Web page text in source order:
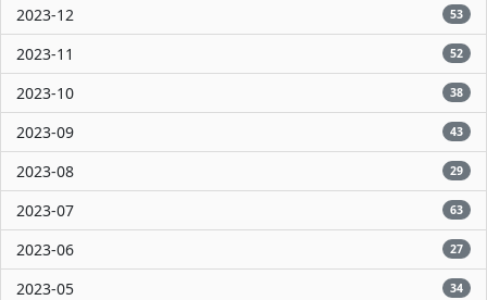
2023-12 53
2023-11 52
2023-10 38
2023-09 43
2023-08 29
2023-07 63
2023-06 27
2023-05 34